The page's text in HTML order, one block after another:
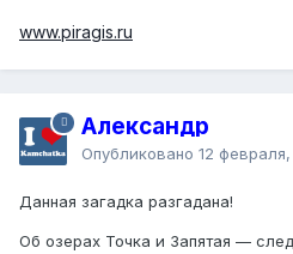
www.piragis.ru
Александр
Опубликовано 12 февраля,
Данная загадка разгадана!
Об озерах Точка и Запятая —